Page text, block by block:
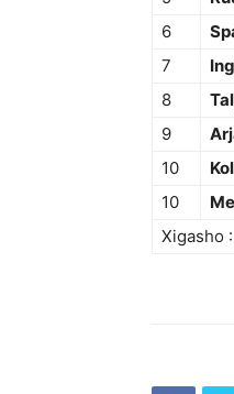
6
7
8
9
10
10
Xigasho